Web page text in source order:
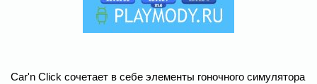
Car'n Click сочетает в себе элементы гоночного симулятора